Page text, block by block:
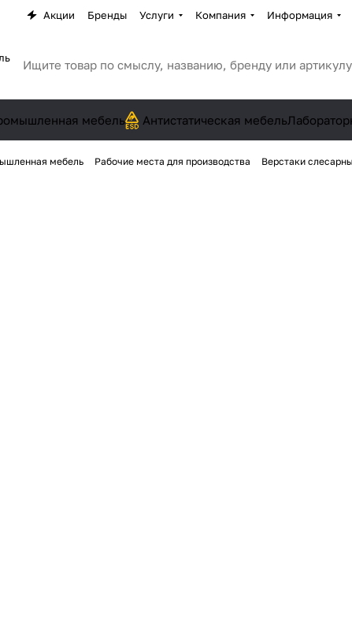
Акции Бренды Услуги Компания Информация
мебель Антистатическая мебель
мебель Рабочие места для производства Верстаки